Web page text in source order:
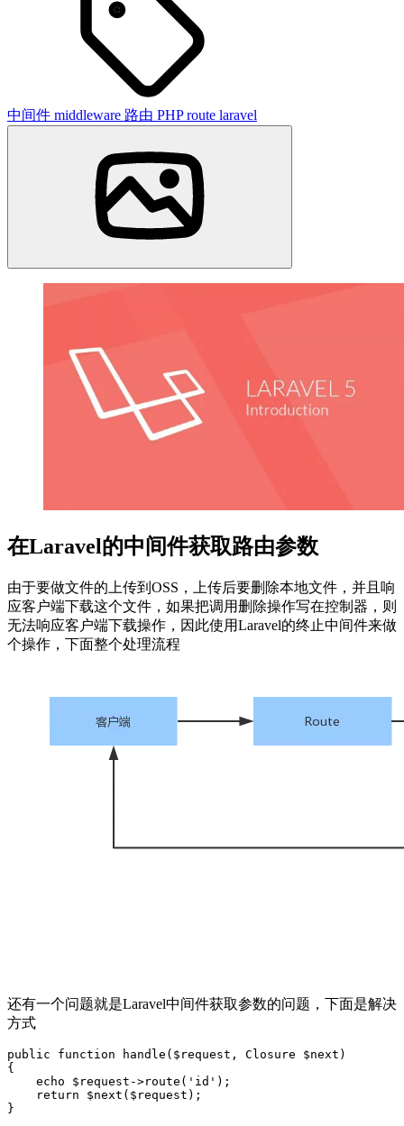
中间件 middleware 路由 PHProute laravel
在Laravel的中间件获取路由参数
由于要做文件的上传到OSS，上传后要删除本地文件，并且响
应客户端下载这个文件，如果把调用删除操作写在控制器，则
无法响应客户端下载操作，因此使用Laravel的终止中间件来做
个操作，下面整个处理流程
还有一个问题就是Laravel中间件获取参数的问题，下面是解决
方式
public function handle($request, Closure $next)
{
    echo $request->route('id');
    return $next($request);